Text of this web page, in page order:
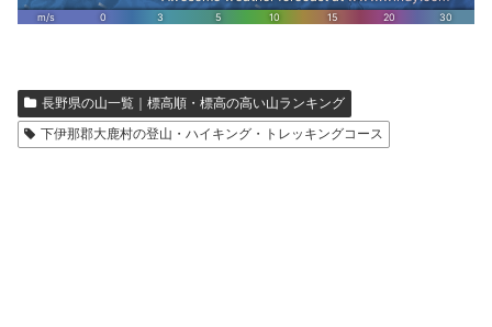
長野県の山一覧｜標高順・標高の高い山ランキング
下伊那郡大鹿村の登山・ハイキング・トレッキングコース